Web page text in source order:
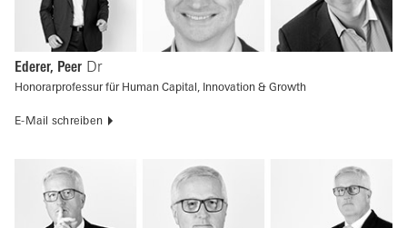
Ederer, Peer Dr
Honorarprofessur für Human Capital, Innovation & Growth
E-Mail schreiben